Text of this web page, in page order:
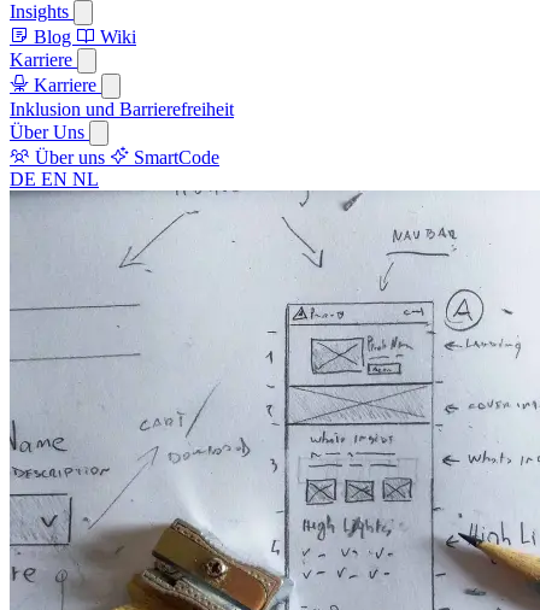
Insights
Blog
Wiki
Karriere
Karriere
Inklusion und Barrierefreiheit
Über Uns
Über uns
SmartCode
DE EN NL